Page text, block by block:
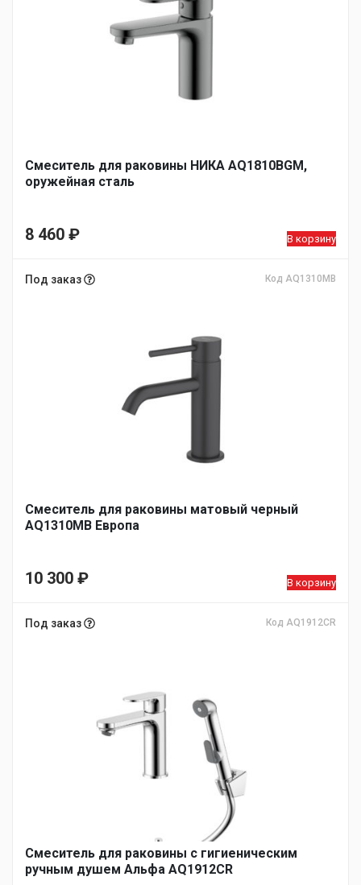
Смеситель для раковины НИКА AQ1810BGM,
оружейная сталь
8 460 ₽ В корзину
Под заказ Код AQ1310MB
Смеситель для раковины матовый черный
AQ1310MB Европа
10 300 ₽ В корзину
Под заказ Код AQ1912CR
Cмеситель для раковины с гигиеническим
ручным душем Альфа AQ1912CR